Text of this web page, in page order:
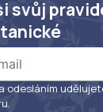
svůj
odesláním